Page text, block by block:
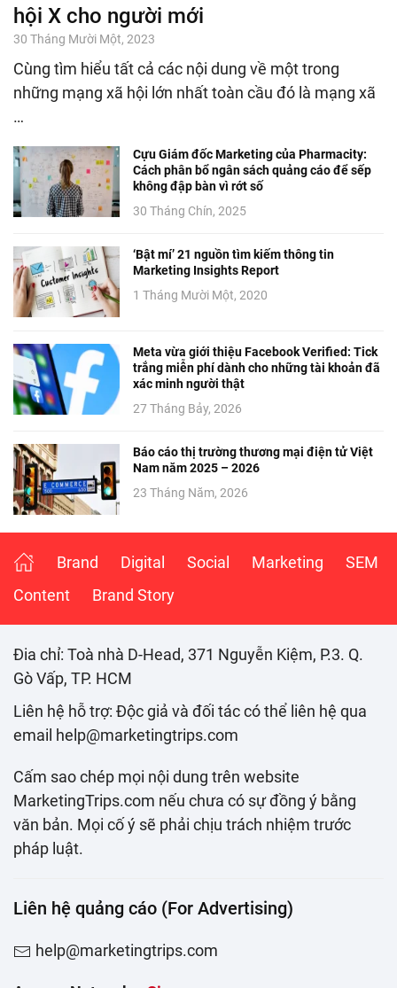
hội X cho người mới
30 Tháng Mười Một, 2023
Cùng tìm hiểu tất cả các nội dung về một trong
những mạng xã hội lớn nhất toàn cầu đó là mạng xã
…
Cựu Giám đốc Marketing của Pharmacity:
Cách phân bổ ngân sách quảng cáo để sếp
không đập bàn vì rớt số
30 Tháng Chín, 2025
‘Bật mí’ 21 nguồn tìm kiếm thông tin
Marketing Insights Report
1 Tháng Mười Một, 2020
Meta vừa giới thiệu Facebook Verified: Tick
trắng miễn phí dành cho những tài khoản đã
xác minh người thật
27 Tháng Bảy, 2026
Báo cáo thị trường thương mại điện tử Việt
Nam năm 2025 – 2026
23 Tháng Năm, 2026
Brand Digital Social Marketing
SEM
Content
Brand Story
Đia chỉ: Toà nhà D-Head, 371 Nguyễn Kiệm, P.3. Q.
Gò Vấp, TP. HCM
Liên hệ hỗ trợ: Độc giả và đối tác có thể liên hệ qua
email help@marketingtrips.com
Cấm sao chép mọi nội dung trên website
MarketingTrips.com nếu chưa có sự đồng ý bằng
văn bản. Mọi cố ý sẽ phải chịu trách nhiệm trước
pháp luật.
Liên hệ quảng cáo (For Advertising)
help@marketingtrips.com